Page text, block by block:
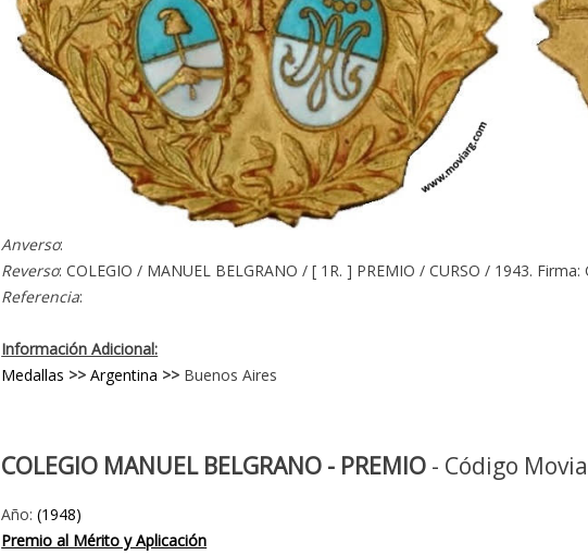
Anverso:
Reverso: COLEGIO / MANUEL BELGRANO / [ 1R. ] PREMIO / CURSO / 1943. Firma:
Referencia:
Información Adicional:
Medallas >> Argentina >> Buenos Aires
COLEGIO MANUEL BELGRANO - PREMIO - Código
Año:(1948)
Premio al Mérito y Aplicación